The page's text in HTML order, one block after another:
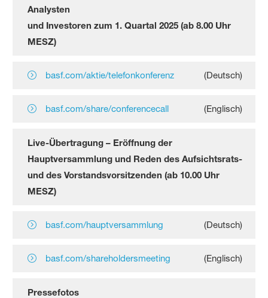
Analysten
und Investoren zum 1. Quartal 2025 (ab 8.00 Uhr
MESZ)
basf.com/aktie/telefonkonferenz (Deutsch)
basf.com/share/conferencecall (Englisch)
Live-Übertragung – Eröffnung der
Hauptversammlung und Reden des Aufsichtsrats-
und des Vorstandsvorsitzenden (ab 10.00 Uhr
MESZ)
basf.com/hauptversammlung (Deutsch)
basf.com/shareholdersmeeting (Englisch)
Pressefotos